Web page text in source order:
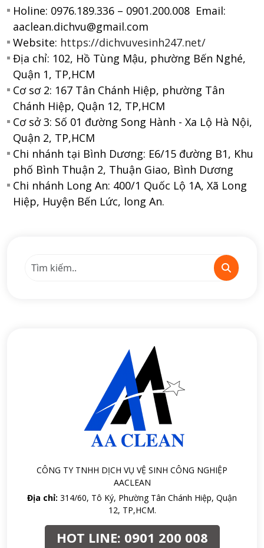
Holine: 0976.189.336 – 0901.200.008 Email:
aaclean.dichvu@gmail.com
Website: https://dichvuvesinh247.net/
Địa chỉ: 102, Hồ Tùng Mậu, phường Bến Nghé,
Quận 1, TP,HCM
Cơ sơ 2: 167 Tân Chánh Hiệp, phường Tân
Chánh Hiệp, Quận 12, TP,HCM
Cơ sở 3: Số 01 đường Song Hành - Xa Lộ Hà Nội,
Quận 2, TP,HCM
Chi nhánh tại Bình Dương: E6/15 đường B1, Khu
phố Bình Thuận 2, Thuận Giao, Bình Dương
Chi nhánh Long An: 400/1 Quốc Lộ 1A, Xã Long
Hiệp, Huyện Bến Lức, long An.
CÔNG TY TNHH DỊCH VỤ VỆ SINH CÔNG NGHIỆP
AACLEAN
Địa chỉ: 314/60, Tô Ký, Phường Tân Chánh Hiệp, Quận
12, TP,HCM.
HOT LINE: 0901 200 008